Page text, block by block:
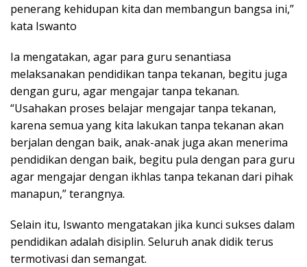
penerang kehidupan kita dan membangun bangsa ini,”
kata Iswanto
Ia mengatakan, agar para guru senantiasa
melaksanakan pendidikan tanpa tekanan, begitu juga
dengan guru, agar mengajar tanpa tekanan.
“Usahakan proses belajar mengajar tanpa tekanan,
karena semua yang kita lakukan tanpa tekanan akan
berjalan dengan baik, anak-anak juga akan menerima
pendidikan dengan baik, begitu pula dengan para guru
agar mengajar dengan ikhlas tanpa tekanan dari pihak
manapun,” terangnya.
Selain itu, Iswanto mengatakan jika kunci sukses dalam
pendidikan adalah disiplin. Seluruh anak didik terus
termotivasi dan semangat.